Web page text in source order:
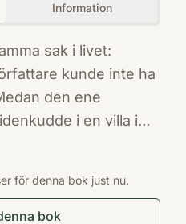
Information
sak i livet:
kunde inte ha
den ene
i en villa i
från våld och
inom personlig
som åhörare.
för denna bok just nu.
bok